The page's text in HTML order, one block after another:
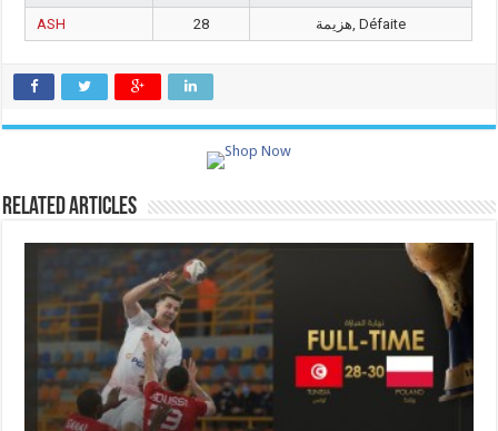
ASH
28 هزيمة, Défaite
Related Articles